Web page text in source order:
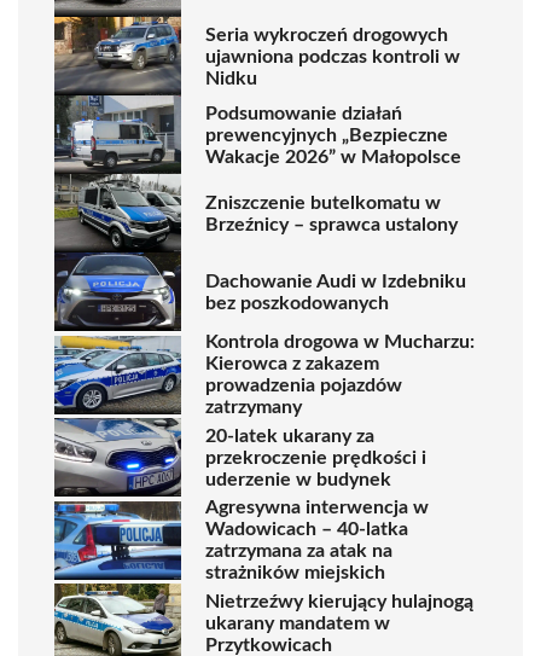
Seria wykroczeń drogowych
ujawniona podczas kontroli w
Nidku
Podsumowanie działań
prewencyjnych „Bezpieczne
Wakacje 2026” w Małopolsce
Zniszczenie butelkomatu w
Brzeźnicy – sprawca ustalony
Dachowanie Audi w Izdebniku
bez poszkodowanych
Kontrola drogowa w Mucharzu:
Kierowca z zakazem
prowadzenia pojazdów
zatrzymany
20-latek ukarany za
przekroczenie prędkości i
uderzenie w budynek
Agresywna interwencja w
Wadowicach – 40-latka
zatrzymana za atak na
strażników miejskich
Nietrzeźwy kierujący hulajnogą
ukarany mandatem w
Przytkowicach